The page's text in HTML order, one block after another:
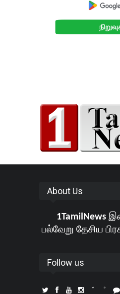
About Us
1TamilNews
பல்வேறு தேசிய
Follow us